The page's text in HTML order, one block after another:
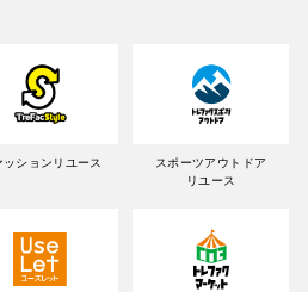
ッションリユース
スポーツアウトドア
リユース